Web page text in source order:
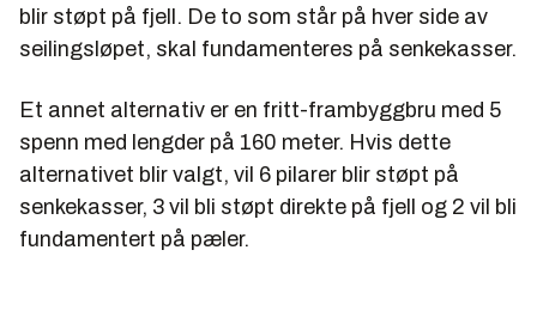
blir støpt på fjell. De to som står på hver side av
seilingsløpet, skal fundamenteres på senkekasser.
Et annet alternativ er en fritt-frambyggbru med 5
spenn med lengder på 160 meter. Hvis dette
alternativet blir valgt, vil 6 pilarer blir støpt på
senkekasser, 3 vil bli støpt direkte på fjell og 2 vil bli
fundamentert på pæler.